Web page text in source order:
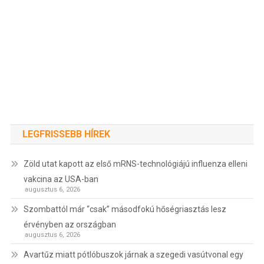
LEGFRISSEBB HÍREK
Zöld utat kapott az első mRNS-technológiájú influenza elleni
vakcina az USA-ban
augusztus 6, 2026
Szombattól már “csak” másodfokú hőségriasztás lesz
érvényben az országban
augusztus 6, 2026
Avartűz miatt pótlóbuszok járnak a szegedi vasútvonal egy